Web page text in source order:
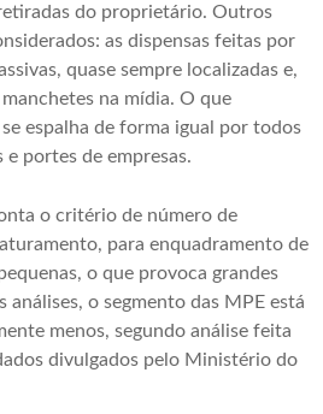
do proprietário. Outros
as dispensas feitas por
quase sempre localizadas e,
na mídia. O que
espalha de forma igual por todos
portes de empresas.
o critério de número de
para enquadramento de
o que provoca grandes
análises, o segmento das MPE está
menos, segundo análise feita
divulgados pelo Ministério do